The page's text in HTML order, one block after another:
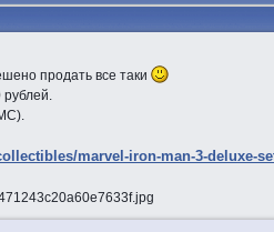
продать все таки
рублей.
marvel-iron-man-3-deluxe-